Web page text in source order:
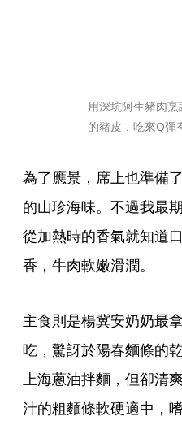
用深坑阿生豬肉
的豬皮，吃來Q彈
為了應景，席上也準備
的山珍海味。不過我最
從加熱時的香氣就知道
香，牛肉軟嫩滑潤。
主食則是楊冀安奶奶最
吃，驚訝於陽春麵條的
上海蔥油拌麵，但卻清
汁的粗麵條軟硬適中，